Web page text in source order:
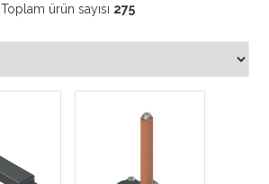
Toplam ürün sayısı 275